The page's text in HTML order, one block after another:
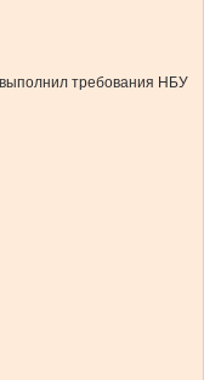
выполнил требования НБУ